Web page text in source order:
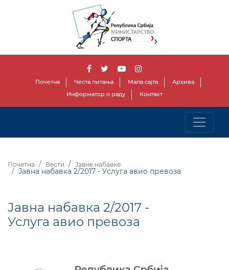
Почетна Честа питања Мапа сајта
Архива
Информатор о раду
Контакт
Почетна Вести Јавне набавке
Јавна набавка 2/2017 - Услуга авио превоза
Јавна набавка 2/2017 -
Услуга авио превоза